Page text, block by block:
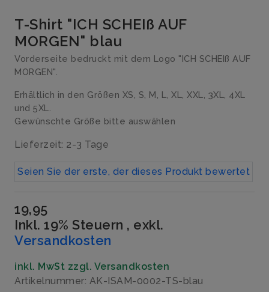
T-Shirt "ICH SCHEIß AUF
MORGEN" blau
Vorderseite bedruckt mit dem Logo "ICH SCHEIß AUF
MORGEN".
Erhältlich in den Größen XS, S, M, L, XL, XXL, 3XL, 4XL
und 5XL.
Gewünschte Größe bitte auswählen
Lieferzeit: 2-3 Tage
Seien Sie der erste, der dieses Produkt bewertet
19,95
Inkl. 19% Steuern , exkl.
Versandkosten
inkl. MwSt zzgl. Versandkosten
Artikelnummer: AK-ISAM-0002-TS-blau